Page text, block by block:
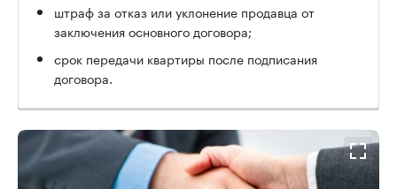
штраф за отказ или уклонение продавца от
заключения основного договора;
срок передачи квартиры после подписания
договора.